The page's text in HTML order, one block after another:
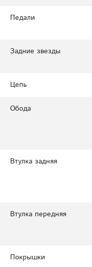
Педали
Задние звезды
Цепь
Обода
Втулка задняя
Втулка передняя
Покрышки